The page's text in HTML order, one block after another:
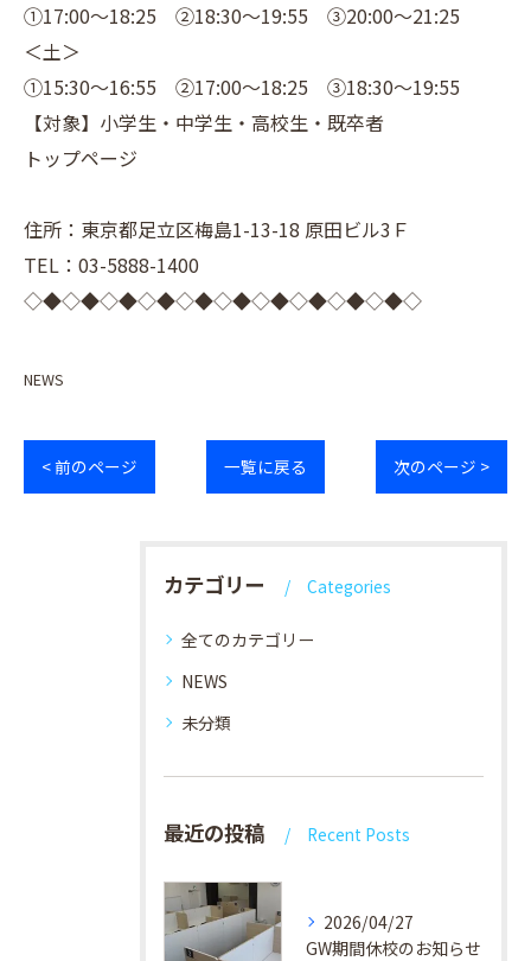
①17:00～18:25 ②18:30～19:55 ③20:00～21:25
＜土＞
①15:30～16:55 ②17:00～18:25 ③18:30～19:55
【対象】小学生・中学生・高校生・既卒者
トップページ
住所：東京都足立区梅島1-13-18 原田ビル3Ｆ
TEL：03-5888-1400
◇◆◇◆◇◆◇◆◇◆◇◆◇◆◇◆◇◆◇◆◇
NEWS
< 前のページ 一覧に戻る 次のページ >
カテゴリー Categories
全てのカテゴリー
NEWS
未分類
最近の投稿 Recent Posts
2026/04/27
GW期間休校のお知らせ